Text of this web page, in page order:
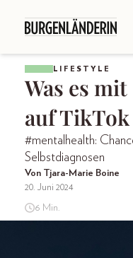
LIFESTYLE
Was es
auf
#mentalhealth:
Selbstdiagnosen
Von Tjara-Marie Boine
20. Juni 2024
6 Min.